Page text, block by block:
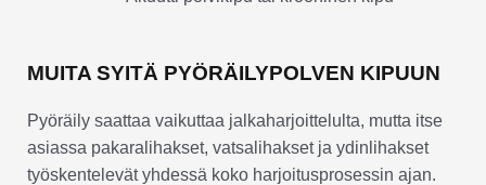
MUITA SYITÄ PYÖRÄILYPOLVEN KIPUUN
Pyöräily saattaa vaikuttaa jalkaharjoittelulta, mutta itse
asiassa pakaralihakset, vatsalihakset ja ydinlihakset
työskentelevät yhdessä koko harjoitusprosessin ajan.